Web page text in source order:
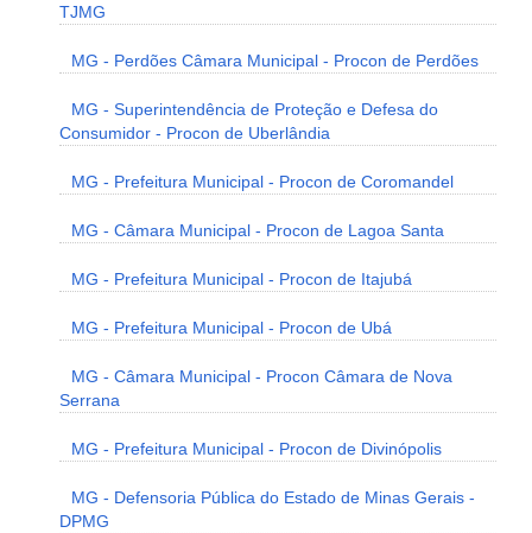
TJMG
MG - Perdões Câmara Municipal - Procon de Perdões
MG - Superintendência de Proteção e Defesa do
Consumidor - Procon de Uberlândia
MG - Prefeitura Municipal - Procon de Coromandel
MG - Câmara Municipal - Procon de Lagoa Santa
MG - Prefeitura Municipal - Procon de Itajubá
MG - Prefeitura Municipal - Procon de Ubá
MG - Câmara Municipal - Procon Câmara de Nova
Serrana
MG - Prefeitura Municipal - Procon de Divinópolis
MG - Defensoria Pública do Estado de Minas Gerais -
DPMG